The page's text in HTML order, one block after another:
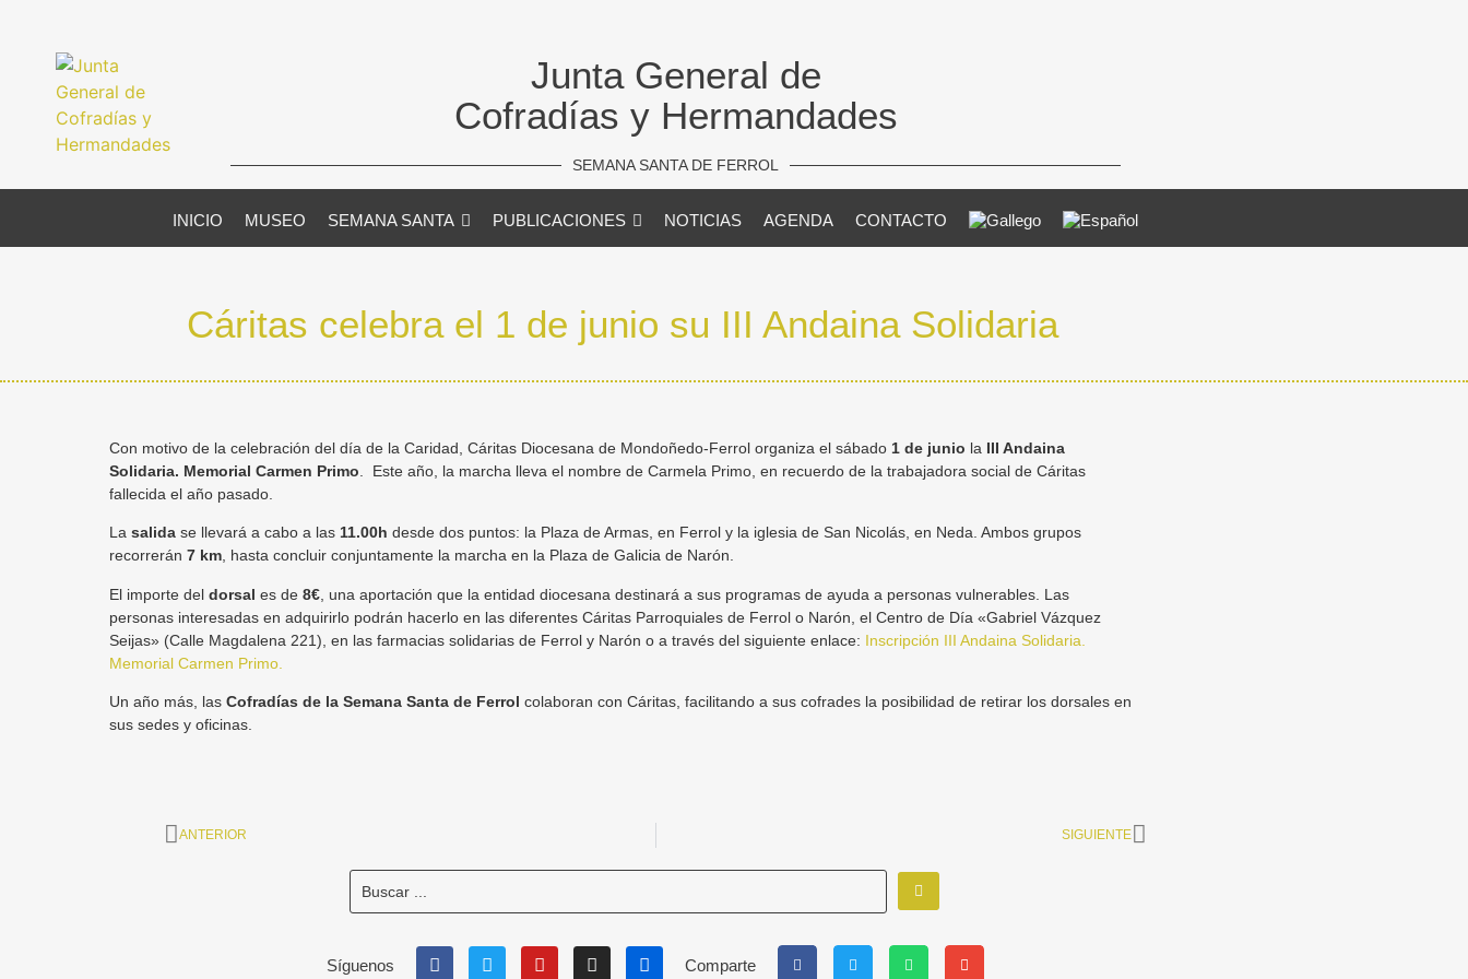
Junta General de
Cofradías y Hermandades
SEMANA SANTA DE FERROL
INICIO MUSEO SEMANA SANTA PUBLICACIONES NOTICIAS AGENDA CONTACTO
Cáritas celebra el 1 de junio su III Andaina Solidaria
Con motivo de la celebración del día de la Caridad, Cáritas Diocesana de Mondoñedo-Ferrol organiza el sábado 1 de junio la III Andaina
Solidaria. Memorial Carmen Primo . Este año, la marcha lleva el nombre de Carmela Primo, en recuerdo de la trabajadora social de Cáritas
fallecida el año pasado.
La salida se llevará a cabo a las 11.00h desde dos puntos: la Plaza de Armas, en Ferrol y la iglesia de San Nicolás, en Neda. Ambos grupos
recorrerán 7 km, hasta concluir conjuntamente la marcha en la Plaza de Galicia de Narón.
El importe del dorsal es de 8€ , una aportación que la entidad diocesana destinará a sus programas de ayuda a personas vulnerables. Las
personas interesadas en adquirirlo podrán hacerlo en las diferentes Cáritas Parroquiales de Ferrol o Narón, el Centro de Día «Gabriel Vázquez
Seijas» (Calle Magdalena 221), en las farmacias solidarias de Ferrol y Narón o a través del siguiente enlace: Inscripción III Andaina Solidaria.
Memorial Carmen Primo.
Un año más, las Cofradías de la Semana Santa de Ferrol colaboran con Cáritas, facilitando a sus cofrades la posibilidad de retirar los dorsales en
sus sedes y oficinas.
ANTERIOR SIGUIENTE
Síguenos Comparte